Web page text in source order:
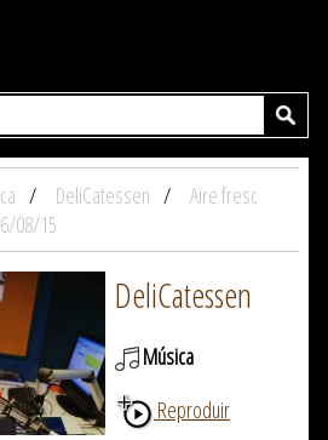
DeliCatessen
Aire fresc
08/15
DeliCatessen
Música
Reproduir